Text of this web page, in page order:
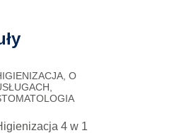
O
4 w 1